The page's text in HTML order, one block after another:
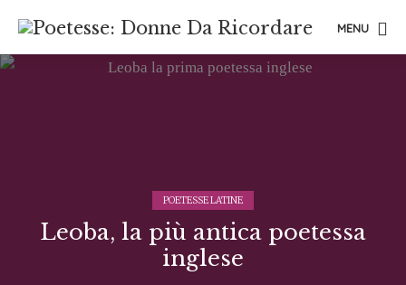
MENU
POETESSE LATINE
Leoba, la più antica poetessa
inglese